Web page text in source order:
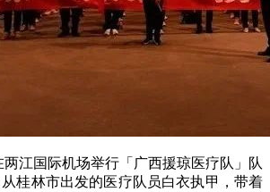
江国际机场举行「广西援琼医疗队」队
从桂林市出发的医疗队员白衣执甲，带着